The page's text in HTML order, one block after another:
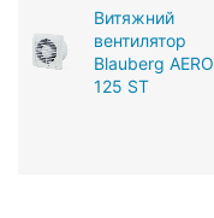
Витяжний
вентилятор
Blauberg AERO
125 ST